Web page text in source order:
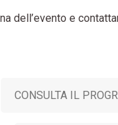
dell’evento e
CONSULTA IL